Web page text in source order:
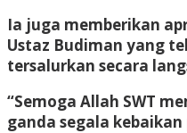
Ia juga memberikan
Ustaz Budiman yang
tersalurkan secara
“Semoga Allah SWT
ganda segala